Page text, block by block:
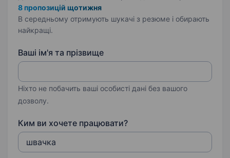
8 пропозицій щотижня
В середньому отримують шукачі з резюме і обирають
найкращі.
Ваші ім'я та прізвище
Ніхто не побачить ваші особисті дані без вашого
дозволу.
Ким ви хочете працювати?